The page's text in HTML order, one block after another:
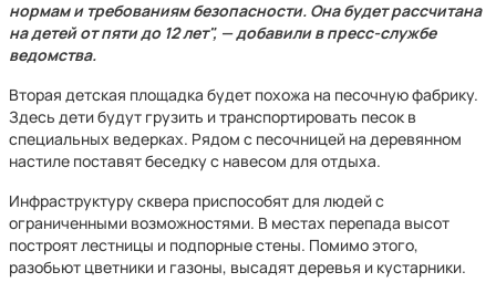
нормам и требованиям безопасности. Она будет рассчитана
на детей от пяти до 12 лет", — добавили в пресс-службе
ведомства.
Вторая детская площадка будет похожа на песочную фабрику.
Здесь дети будут грузить и транспортировать песок в
специальных ведерках. Рядом с песочницей на деревянном
настиле поставят беседку с навесом для отдыха.
Инфраструктуру сквера приспособят для людей с
ограниченными возможностями. В местах перепада высот
построят лестницы и подпорные стены. Помимо этого,
разобьют цветники и газоны, высадят деревья и кустарники.